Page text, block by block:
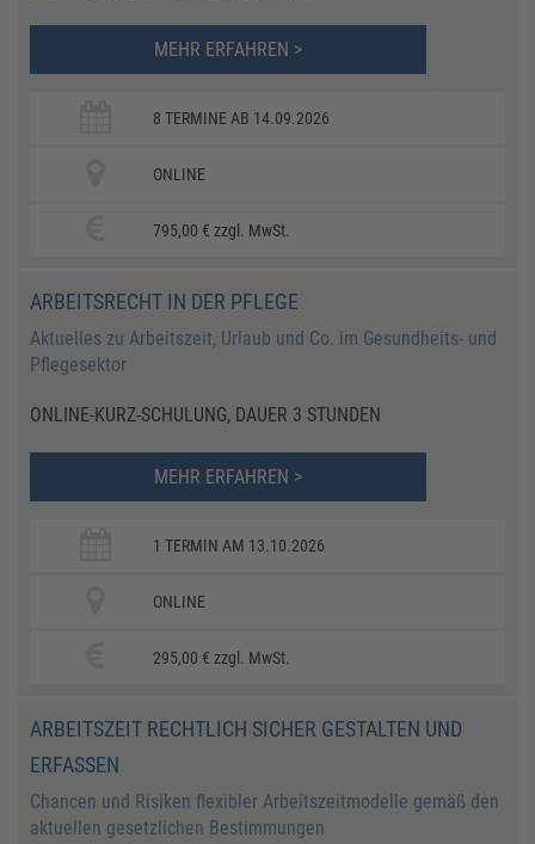
MEHR ERFAHREN >
8 TERMINE AB 14.09.2026
ONLINE
795,00 € zzgl. MwSt.
ARBEITSRECHT IN DER PFLEGE
Aktuelles zu Arbeitszeit, Urlaub und Co. im Gesundheits- und
Pflegesektor
ONLINE-KURZ-SCHULUNG, DAUER 3 STUNDEN
MEHR ERFAHREN >
1 TERMIN AM 13.10.2026
ONLINE
295,00 € zzgl. MwSt.
ARBEITSZEIT RECHTLICH SICHER GESTALTEN UND
ERFASSEN
Chancen und Risiken flexibler Arbeitszeitmodelle gemäß den
aktuellen gesetzlichen Bestimmungen